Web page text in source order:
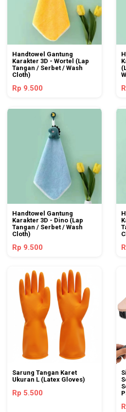
Handtowel Gantung
Karakter 3D - Wortel (Lap
Tangan / Serbet / Wash
Cloth)
Rp 9.500
Handtowel Gantung
Karakter 3D - Dino (Lap
Tangan / Serbet / Wash
Cloth)
Rp 9.500
Sarung Tangan Karet
Ukuran L (Latex Gloves)
Rp 5.500